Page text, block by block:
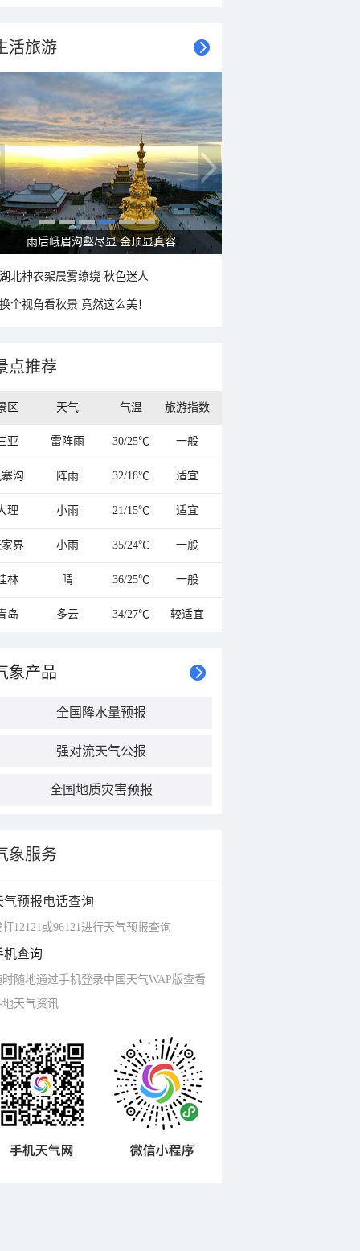
活旅游
雨后峨眉沟壑尽显 金顶显真容
湖北神农架晨雾缭绕 秋色迷人
换个视角看秋景 竟然这么美！
点推荐
区 天气 气温 旅游指数
亚 雷阵雨 30/25℃ 一般
沟 阵雨 32/18℃ 适宜
理 小雨 21/15℃ 适宜
界 小雨 35/24℃ 一般
林 晴 36/25℃ 一般
岛 多云 34/27℃ 较适宜
象产品
全国降水量预报
强对流天气公报
全国地质灾害预报
象服务
气预报电话查询
打12121或96121进行天气预报查询
机查询
时随地通过手机登录中国天气WAP版查看
地天气资讯